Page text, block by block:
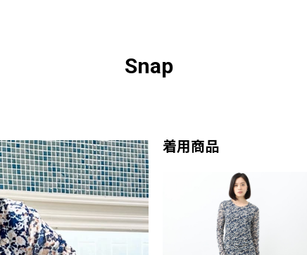
Snap
着用商品